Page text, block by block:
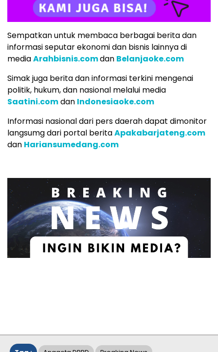
Sempatkan untuk membaca berbagai berita dan
informasi seputar ekonomi dan bisnis lainnya di
mediaArahbisnis.comdan Belanjaoke.com
Simak juga berita dan informasi terkini mengenai
politik, hukum, dan nasional melalui media
Saatini.comdan Indonesiaoke.com
Informasi nasional dari pers daerah dapat dimonitor
langsumg dari portal beritaApakabarjateng.com
dan Hariansumedang.com